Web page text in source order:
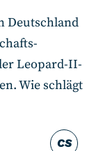
CS
Deutschland
Leopard-II-
Wie schlägt